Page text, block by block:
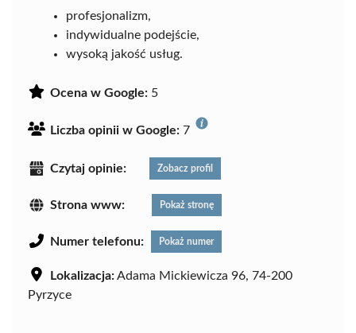
profesjonalizm,
indywidualne podejście,
wysoką jakość usług.
Ocena w Google: 5
Liczba opinii w Google: 7
Czytaj opinie: Zobacz profil
Strona www: Pokaż stronę
Numer telefonu: Pokaż numer
Lokalizacja:Adama Mickiewicza 96, 74-200
Pyrzyce